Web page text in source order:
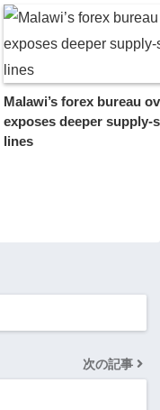
Malawi’s forex bureau
exposes deeper
lines
次の記事